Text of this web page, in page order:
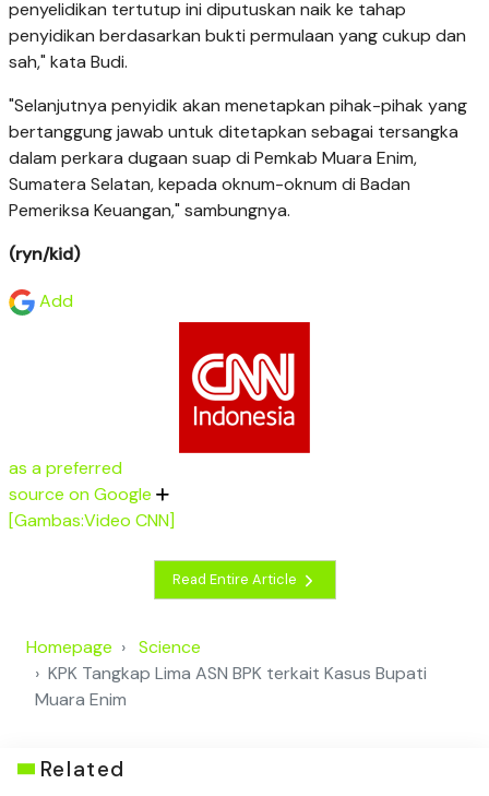
penyelidikan tertutup ini diputuskan naik ke tahap
penyidikan berdasarkan bukti permulaan yang cukup dan
sah," kata Budi.
"Selanjutnya penyidik akan menetapkan pihak-pihak yang
bertanggung jawab untuk ditetapkan sebagai tersangka
dalam perkara dugaan suap di Pemkab Muara Enim,
Sumatera Selatan, kepada oknum-oknum di Badan
Pemeriksa Keuangan," sambungnya.
(ryn/kid)
Add
as a preferred
source on Google
[Gambas:Video CNN]
Read Entire Article
Homepage
Science
KPK Tangkap Lima ASN BPK terkait Kasus Bupati
Muara Enim
Related